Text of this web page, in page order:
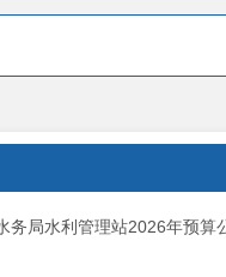
务局水利管理站2026年预算